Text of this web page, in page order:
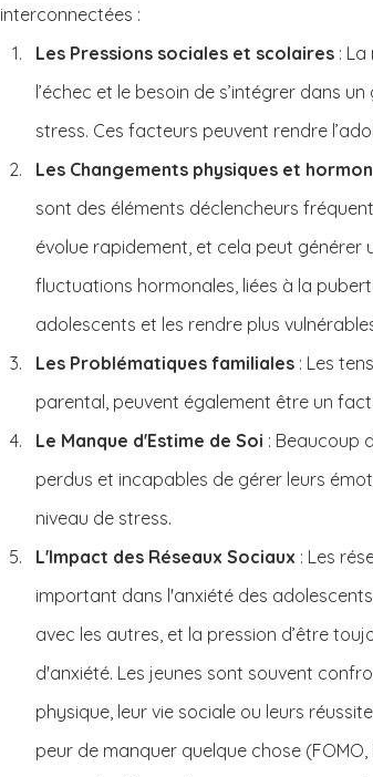
interconnectées :
Les Pressions sociales et scolaires :
l’échec et le besoin de s’intégrer dans
stress. Ces facteurs peuvent rendre
Les Changements physiques et
sont des éléments déclencheurs
évolue rapidement, et cela peut générer
fluctuations hormonales, liées à la
adolescents et les rendre plus
Les Problématiques familiales : Les
parental, peuvent également être un
Le Manque d'Estime de Soi : Beaucoup
perdus et incapables de gérer leurs
niveau de stress.
L'Impact des Réseaux Sociaux : Les
important dans l'anxiété des
avec les autres, et la pression d’être
d'anxiété. Les jeunes sont souvent
physique, leur vie sociale ou leurs
peur de manquer quelque chose